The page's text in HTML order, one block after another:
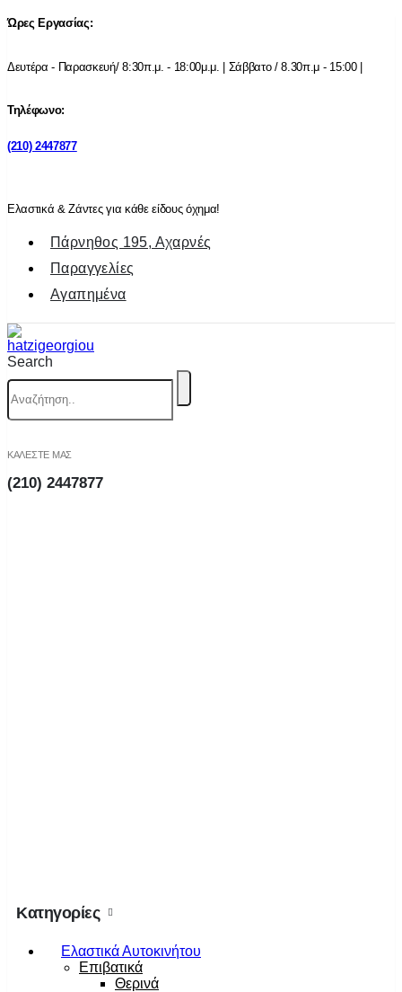
Ώρες Εργασίας:
Δευτέρα - Παρασκευή/ 8:30π.μ. - 18:00μ.μ. | Σάββατο / 8.30π.μ - 15:00 |
Τηλέφωνο:
(210) 2447877
Ελαστικά & Ζάντες για κάθε είδους όχημα!
Πάρνηθος 195, Αχαρνές
Παραγγελίες
Αγαπημένα
Search
ΚΑΛΕΣΤΕ ΜΑΣ
(210) 2447877
Κατηγορίες
Ελαστικά Αυτοκινήτου
Επιβατικά
Θερινά